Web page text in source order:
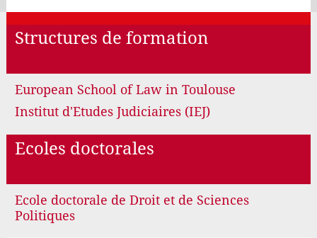
Structures de formation
European School of Law in Toulouse
Institut d'Etudes Judiciaires (IEJ)
Ecoles doctorales
Ecole doctorale de Droit et de Sciences
Politiques